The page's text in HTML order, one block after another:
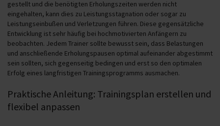
gestellt und die benötigten Erholungszeiten werden nicht
eingehalten, kann dies zu Leistungsstagnation oder sogar zu
Leistungseinbußen und Verletzungen führen. Diese gegensätzliche
Entwicklung ist sehr häufig bei hochmotivierten Anfängern zu
beobachten. Jedem Trainer sollte bewusst sein, dass Belastungen
und anschließende Erholungspausen optimal aufeinander abgestimmt
sein sollten, sich gegenseitig bedingen und erst so den optimalen
Erfolg eines langfristigen Trainingsprogramms ausmachen.
Praktische Anleitung: Trainingsplan erstellen und
flexibel anpassen